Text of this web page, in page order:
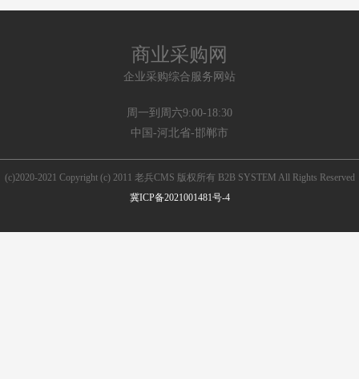
商业采购网
企业采购综合服务网站
周一到周六9:00-18:30
中国-河北省-邯郸市
(c)2020-2021 Copyright (c) 2011 老兵CMS 版权所有 B2B SYSTEM All Rights Reserved
冀ICP备2021001481号-4